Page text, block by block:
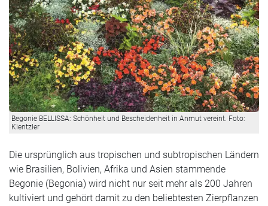
Begonie BELLISSA: Schönheit und Bescheidenheit in Anmut vereint. Foto:
Kientzler
Die ursprünglich aus tropischen und subtropischen Ländern
wie Brasilien, Bolivien, Afrika und Asien stammende
Begonie (Begonia) wird nicht nur seit mehr als 200 Jahren
kultiviert und gehört damit zu den beliebtesten Zierpflanzen